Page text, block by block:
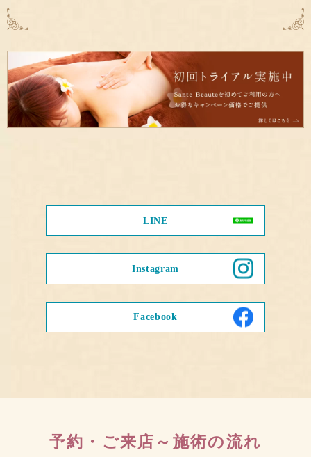
LINE
Instagram
Facebook
予約・ご来店～施術の流れ